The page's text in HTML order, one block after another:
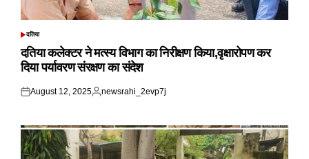
POSTED
दतिया
दतिया कलेक्टर ने मत्स्य विभाग का निरीक्षण किया,वृक्षारोपण कर
दिया पर्यावरण संरक्षण का संदेश
Posted
August 12, 2025
Posted
newsrahi_2evp7j